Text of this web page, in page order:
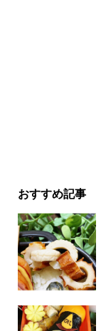
おすすめ記事